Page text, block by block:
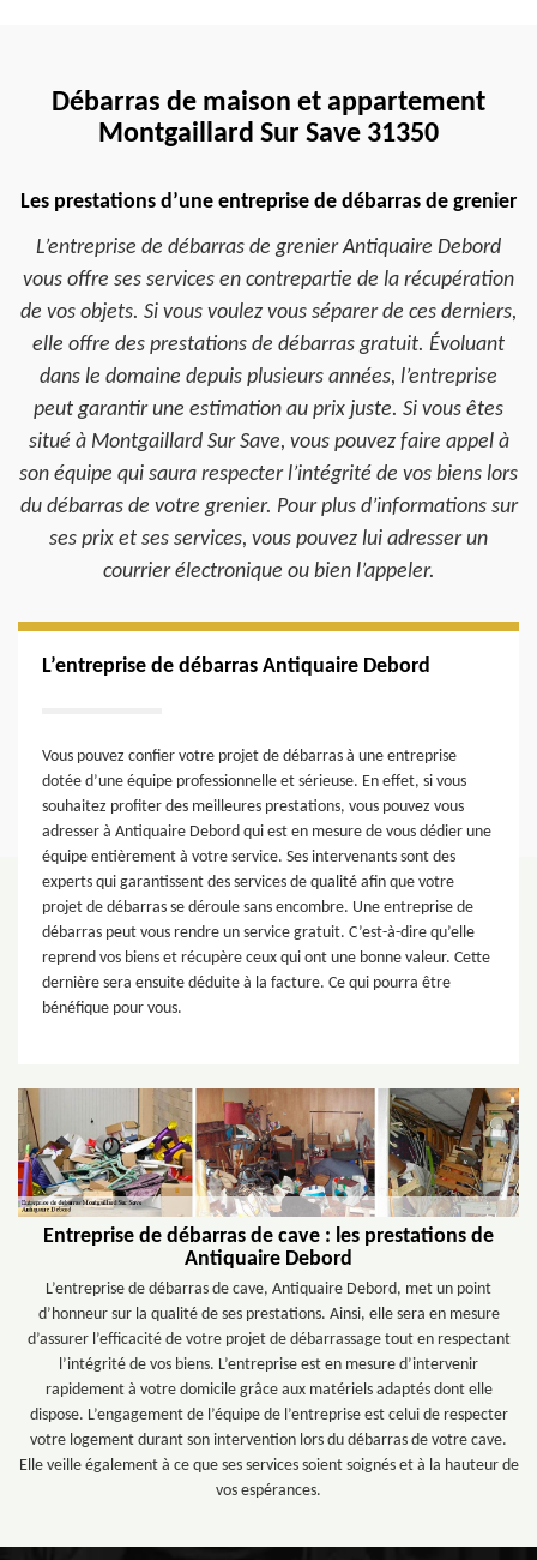
Débarras de maison et appartement
Montgaillard Sur Save 31350
Les prestations d’une entreprise de débarras de grenier
L’entreprise de débarras de grenier Antiquaire Debord
vous offre ses services en contrepartie de la récupération
de vos objets. Si vous voulez vous séparer de ces derniers,
elle offre des prestations de débarras gratuit. Évoluant
dans le domaine depuis plusieurs années, l’entreprise
peut garantir une estimation au prix juste. Si vous êtes
situé à Montgaillard Sur Save, vous pouvez faire appel à
son équipe qui saura respecter l’intégrité de vos biens lors
du débarras de votre grenier. Pour plus d’informations sur
ses prix et ses services, vous pouvez lui adresser un
courrier électronique ou bien l’appeler.
L’entreprise de débarras Antiquaire Debord
Vous pouvez confier votre projet de débarras à une entreprise
dotée d’une équipe professionnelle et sérieuse. En effet, si vous
souhaitez profiter des meilleures prestations, vous pouvez vous
adresser à Antiquaire Debord qui est en mesure de vous dédier une
équipe entièrement à votre service. Ses intervenants sont des
experts qui garantissent des services de qualité afin que votre
projet de débarras se déroule sans encombre. Une entreprise de
débarras peut vous rendre un service gratuit. C’est-à-dire qu’elle
reprend vos biens et récupère ceux qui ont une bonne valeur. Cette
dernière sera ensuite déduite à la facture. Ce qui pourra être
bénéfique pour vous.
Entreprise de débarras de cave : les prestations de
Antiquaire Debord
L’entreprise de débarras de cave, Antiquaire Debord, met un point
d’honneur sur la qualité de ses prestations. Ainsi, elle sera en mesure
d’assurer l’efficacité de votre projet de débarrassage tout en respectant
l’intégrité de vos biens. L’entreprise est en mesure d’intervenir
rapidement à votre domicile grâce aux matériels adaptés dont elle
dispose. L’engagement de l’équipe de l’entreprise est celui de respecter
votre logement durant son intervention lors du débarras de votre cave.
Elle veille également à ce que ses services soient soignés et à la hauteur de
vos espérances.